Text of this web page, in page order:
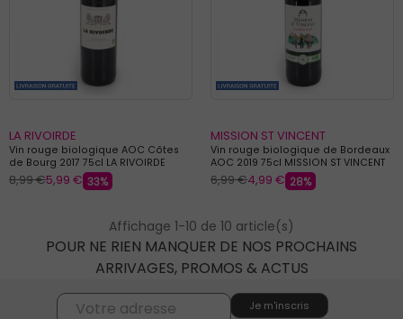
LA RIVOIRDE
Vin rouge biologique AOC Côtes
de Bourg 2017 75cl LA RIVOIRDE
8,99 €5,99 € 33%
MISSION ST VINCENT
Vin rouge biologique de Bordeaux
AOC 2019 75cl MISSION ST VINCENT
6,99 €4,99 € 28%
Affichage 1-10 de 10 article(s)
POUR NE RIEN MANQUER DE NOS PROCHAINS
ARRIVAGES, PROMOS & ACTUS